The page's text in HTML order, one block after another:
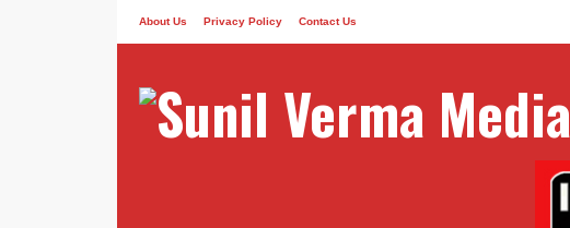
About Us Privacy Policy Contact Us